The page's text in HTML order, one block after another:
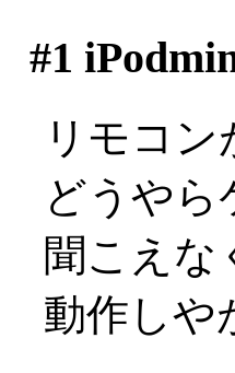
#1
リモコ
どうや
聞こえな
動作しや